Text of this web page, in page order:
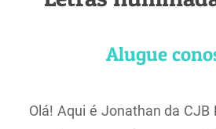
Alugue
Olá! Aqui é Jonathan da CJB